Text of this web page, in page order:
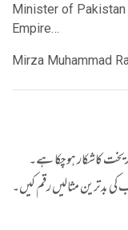
Minister of Pakistan
Empire…
Mirza Muhammad
کاشکار ہوچکا ہے۔
کی بدترین مثالیں رقم کیں۔